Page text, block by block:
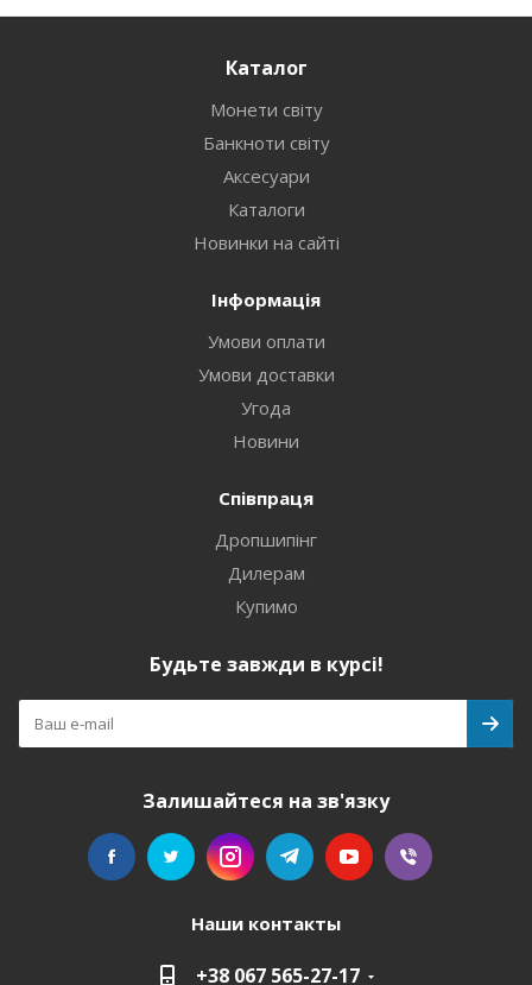
Каталог
Монети світу
Банкноти світу
Аксесуари
Каталоги
Новинки на сайті
Інформація
Умови оплати
Умови доставки
Угода
Новини
Співпраця
Дропшипінг
Дилерам
Купимо
Будьте завжди в курсі!
Залишайтеся на зв'язку
Наши контакты
+38 067 565-27-17